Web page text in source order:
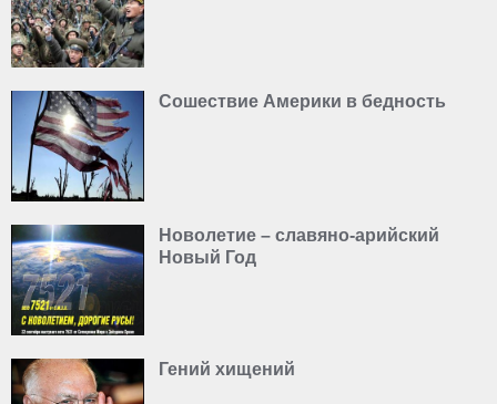
Сошествие Америки в бедность
Новолетие – славяно-арийский
Новый Год
Гений хищений